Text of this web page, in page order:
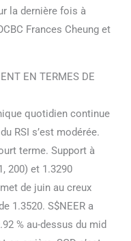
la dernière fois à
Frances Cheung et
EN TERMES DE
quotidien continue
RSI s’est modérée.
terme. Support à
200) et 1.3290
de juin au creux
1.3520. S$NEER a
% au-dessus du mid